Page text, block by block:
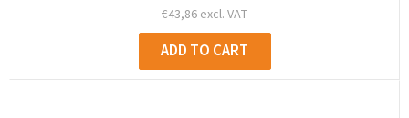
€43,86 excl. VAT
ADD TO CART